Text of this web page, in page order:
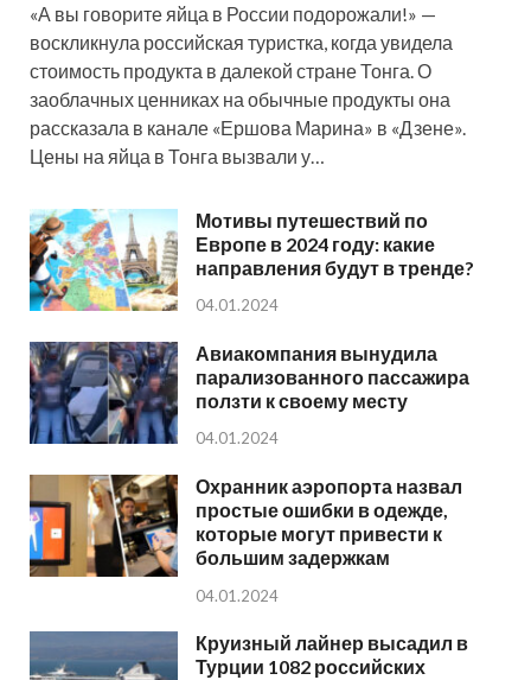
«А вы говорите яйца в России подорожали!» —
воскликнула российская туристка, когда увидела
стоимость продукта в далекой стране Тонга. О
заоблачных ценниках на обычные продукты она
рассказала в канале «Ершова Марина» в «Дзене».
Цены на яйца в Тонга вызвали у…
Мотивы путешествий по
Европе в 2024 году: какие
направления будут в тренде?
04.01.2024
Авиакомпания вынудила
парализованного пассажира
ползти к своему месту
04.01.2024
Охранник аэропорта назвал
простые ошибки в одежде,
которые могут привести к
большим задержкам
04.01.2024
Круизный лайнер высадил в
Турции 1082 российских